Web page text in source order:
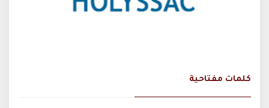
كلمات مفتاحية